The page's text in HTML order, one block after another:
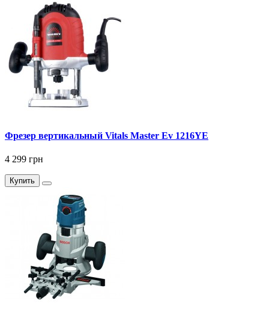
Фрезер вертикальный Vitals Master Ev 1216YE
4 299 грн
Купить